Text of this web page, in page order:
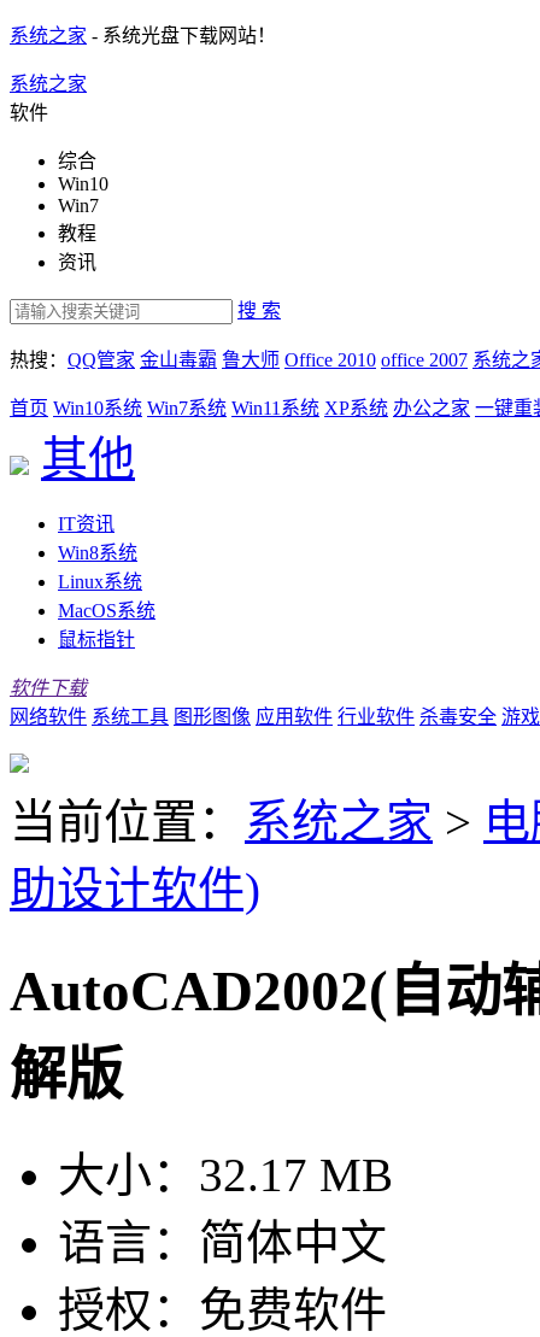
系统之家 - 系统光盘下载网站！
系统之家
软件
综合
Win10
Win7
教程
资讯
搜 索
热搜： QQ管家 金山毒霸 鲁大师 Office 2010 office 2007 系统之
首页 Win10系统 Win7系统 Win11系统 XP系统 办公之家 一键重
其他
IT资讯
Win8系统
Linux系统
MacOS系统
鼠标指针
软件下载
网络软件 系统工具 图形图像 应用软件 行业软件 杀毒安全 游
当前位置： 系统之家 >
助设计软件)
AutoCAD2002(自动
解版
大小： 32.17 MB
语言： 简体中文
授权： 免费软件